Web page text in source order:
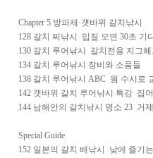
Chapter 5 방파제·갯바위 갈치낚시
128 갈치 찌낚시 입질 오면 30초 기
130 갈치 루어낚시 갈치전용 지그
134 갈치 루어낚시 장비와 소품들
138 갈치 루어낚시 ABC 웜 수시로
142 갯바위 갈치 루어낚시 특강 집
144 남해안의 갈치낚시 명소 23 거제
Special Guide
152 일본의 갈치 배낚시 낮에 즐기